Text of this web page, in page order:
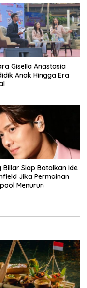
Gisella Anastasia
Anak Hingga Era
Billar Siap Batalkan Ide
Jika Permainan
Menurun